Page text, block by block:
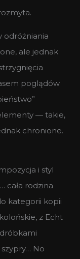
odróżniania
ale jednak
poglądów
— takie,
chronione.
i styl
cała rodzina
kategorii kopii
z Echt
No